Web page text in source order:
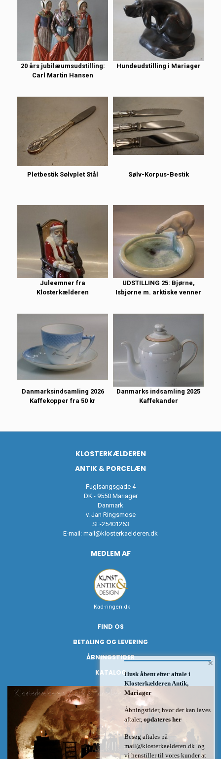
20 års jubilæumsudstilling:
Carl Martin Hansen
Hundeudstilling i Mariager
Pletbestik Sølvplet Stål Sølv-Korpus-Bestik
Juleemner fra
Klosterkælderen
UDSTILLING 25: Bjørne,
Isbjørne m. arktiske venner
Danmarksindsamling 2026
Kaffekopper fra 50 kr
Danmarks indsamling 2025
Kaffekander
KLOSTERKÆLDEREN
ANTIK & PORCELÆN
Fuglsangsgade 4
DK - 9550 Mariager
Danmark
v. Jan Ringsmose
SE-25401263
E-mail: mail@klosterkaelderen.dk
MEDLEM AF
Kad-ringen.dk
FIND OS
BETALING OG LEVERING
ÅBNINGSTIDER
KATALOG
×
Husk åbent efter aftale i
Klosterkælderen Antik,
Mariager
Åbningstider, hvor der kan laves
aftaler, opdateres her
Besøg aftales på
mail@klosterkaelderen.dk og
vi henstiller til vores kunder at